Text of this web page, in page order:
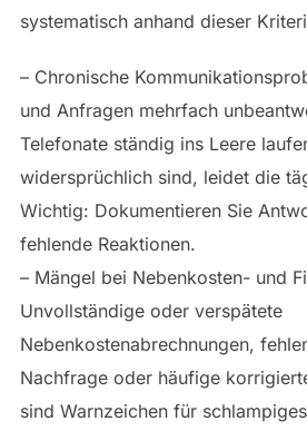
systematisch anhand dieser
– Chronische
und Anfragen mehrfach
Telefonate ständig ins Leere
widersprüchlich sind, leidet die
Wichtig: Dokumentieren Sie
fehlende Reaktionen.
– Mängel bei Nebenkosten- und
Unvollständige oder verspätete
Nebenkostenabrechnungen,
Nachfrage oder häufige
sind Warnzeichen für schlampiges